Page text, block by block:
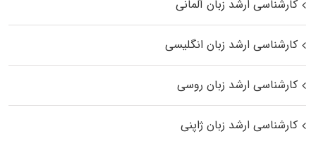
کارشناسی ارشد زبان آلمانی
کارشناسی ارشد زبان انگلیسی
کارشناسی ارشد زبان روسی
کارشناسی ارشد زبان ژاپنی